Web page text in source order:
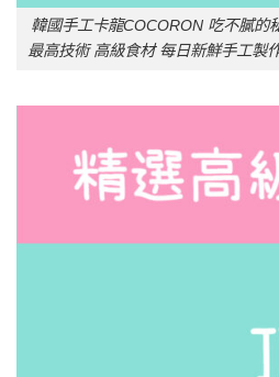
韓國手工卡龍COCORON 吃不膩的
最高技術 高級食材 每日新鮮手工製